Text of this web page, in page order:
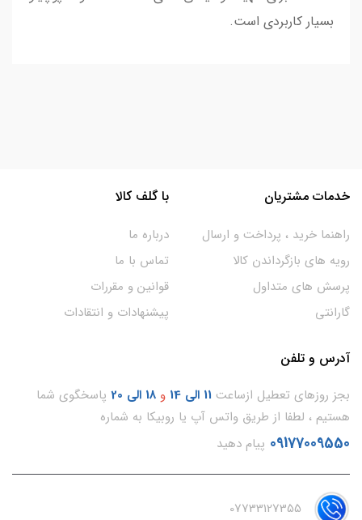
بسیار کاربردی است.
خدمات مشتریان
راهنما خرید ، پرداخت و ارسال
رویه های بازگرداندن کالا
پرسش های متداول
گارانتی
با گلف کالا
درباره ما
تماس با ما
قوانین و مقررات
پیشنهادات و انتقادات
آدرس و تلفن
بجز روزهای تعطیل ازساعت 11 الی 14 و 18 الی 20
پاسخگوی شما
هستیم ، لطفا از طریق واتس آپ یا روبیکا به شماره
09177009550 پیام دهید
07733127355